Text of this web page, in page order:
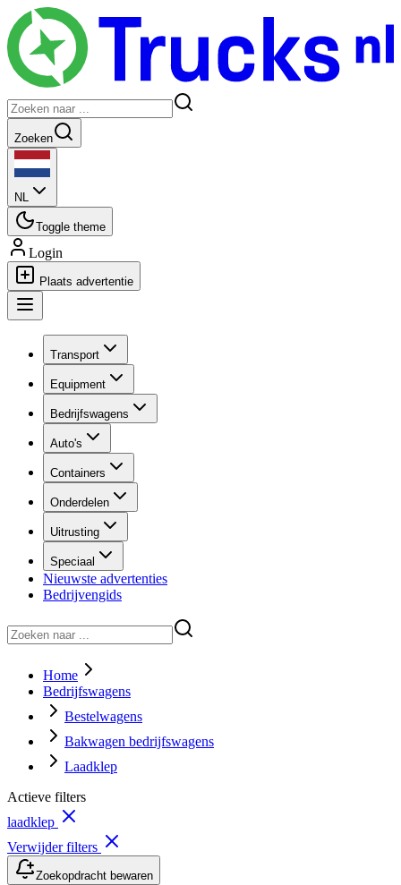
Zoeken
NL
Toggle theme
Login
Plaats advertentie
Transport
Equipment
Bedrijfswagens
Auto's
Containers
Onderdelen
Uitrusting
Speciaal
Nieuwste advertenties
Bedrijvengids
Home
Bedrijfswagens
Bestelwagens
Bakwagen bedrijfswagens
Laadklep
Actieve filters
laadklep
Verwijder filters
Zoekopdracht bewaren